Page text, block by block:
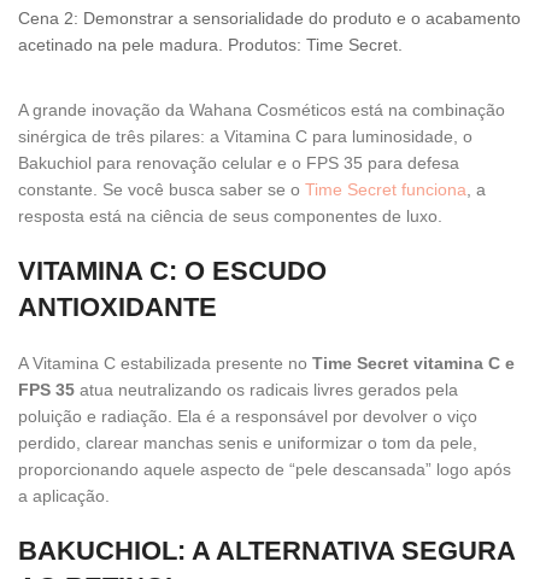
Cena 2: Demonstrar a sensorialidade do produto e o acabamento
acetinado na pele madura. Produtos: Time Secret.
A grande inovação da Wahana Cosméticos está na combinação
sinérgica de três pilares: a Vitamina C para luminosidade, o
Bakuchiol para renovação celular e o FPS 35 para defesa
constante. Se você busca saber se o Time Secret funciona , a
resposta está na ciência de seus componentes de luxo.
VITAMINA C: O ESCUDO
ANTIOXIDANTE
A Vitamina C estabilizada presente no Time Secret vitamina C e
FPS 35 atua neutralizando os radicais livres gerados pela
poluição e radiação. Ela é a responsável por devolver o viço
perdido, clarear manchas senis e uniformizar o tom da pele,
proporcionando aquele aspecto de “pele descansada” logo após
a aplicação.
BAKUCHIOL: A ALTERNATIVA SEGURA